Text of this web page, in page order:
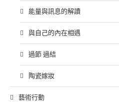
能量與訊息的解讀
與自己的內在相遇
過節 過結
陶瓷嫁妝
藝術行動